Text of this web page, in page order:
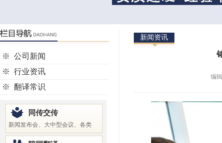
※ 公司新闻
※ 行业资讯
※ 翻译常识
同传交传
新闻发布会、大中型会议、各类
新闻资讯
编